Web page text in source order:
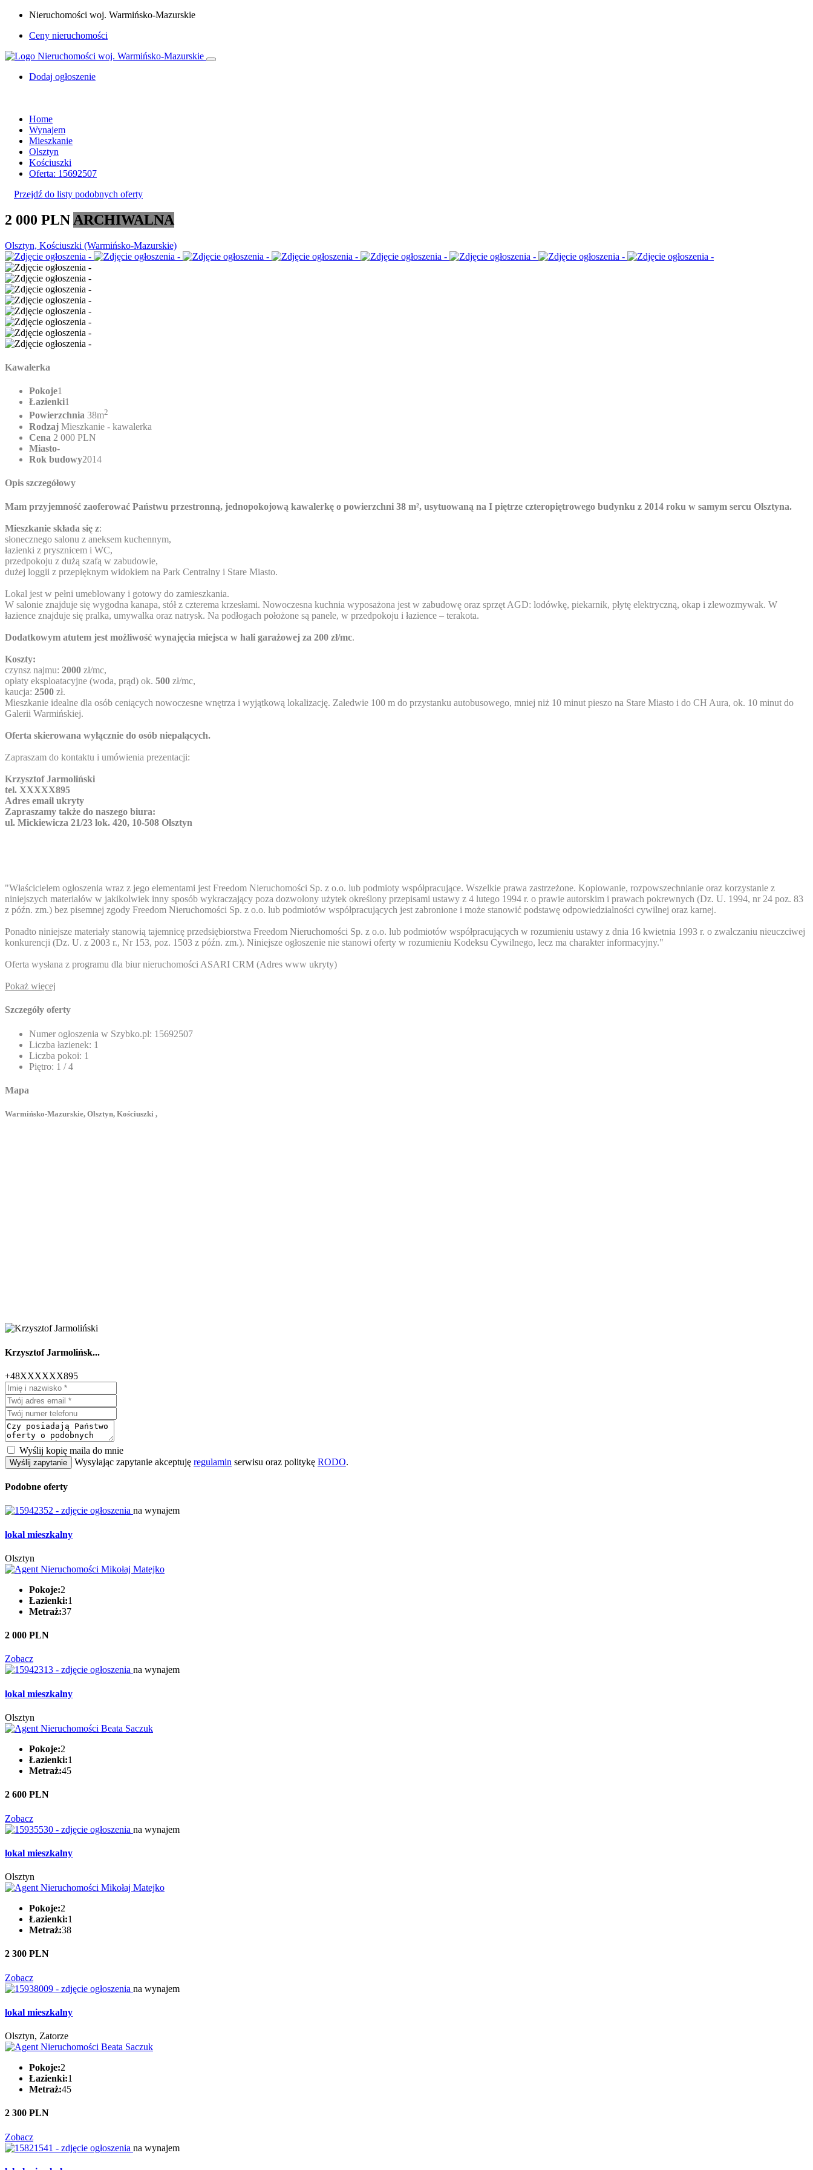
Nieruchomości woj. Warmińsko-Mazurskie
Ceny nieruchomości
Dodaj ogłoszenie
Home
Wynajem
Mieszkanie
Olsztyn
Kościuszki
Oferta: 15692507
Przejdź do listy podobnych oferty
2 000 PLN ARCHIWALNA
Olsztyn, Kościuszki (Warmińsko-Mazurskie)
Kawalerka
Pokoje1
Łazienki1
Powierzchnia 38m2
Rodzaj Mieszkanie - kawalerka
Cena 2 000 PLN
Miasto-
Rok budowy2014
Opis szczegółowy
Mam przyjemność zaoferować Państwu przestronną, jednopokojową kawalerkę o powierzchni 38 m², usytuowaną na I piętrze czteropiętrowego budynku z 2014 roku w samym sercu Olsztyna.
Mieszkanie składa się z:
słonecznego salonu z aneksem kuchennym,
łazienki z prysznicem i WC,
przedpokoju z dużą szafą w zabudowie,
dużej loggii z przepięknym widokiem na Park Centralny i Stare Miasto.
Lokal jest w pełni umeblowany i gotowy do zamieszkania.
W salonie znajduje się wygodna kanapa, stół z czterema krzesłami. Nowoczesna kuchnia wyposażona jest w zabudowę oraz sprzęt AGD: lodówkę, piekarnik, płytę elektryczną, okap i zlewozmywak. W
łazience znajduje się pralka, umywalka oraz natrysk. Na podłogach położone są panele, w przedpokoju i łazience – terakota.
Dodatkowym atutem jest możliwość wynajęcia miejsca w hali garażowej za 200 zł/mc.
Koszty:
czynsz najmu: 2000 zł/mc,
opłaty eksploatacyjne (woda, prąd) ok. 500 zł/mc,
kaucja: 2500 zł.
Mieszkanie idealne dla osób ceniących nowoczesne wnętrza i wyjątkową lokalizację. Zaledwie 100 m do przystanku autobusowego, mniej niż 10 minut pieszo na Stare Miasto i do CH Aura, ok. 10 minut do
Galerii Warmińskiej.
Oferta skierowana wyłącznie do osób niepalących.
Zapraszam do kontaktu i umówienia prezentacji:
Krzysztof Jarmoliński
tel. XXXXX895
Adres email ukryty
Zapraszamy także do naszego biura:
ul. Mickiewicza 21/23 lok. 420, 10-508 Olsztyn
"Właścicielem ogłoszenia wraz z jego elementami jest Freedom Nieruchomości Sp. z o.o. lub podmioty współpracujące. Wszelkie prawa zastrzeżone. Kopiowanie, rozpowszechnianie oraz korzystanie z
niniejszych materiałów w jakikolwiek inny sposób wykraczający poza dozwolony użytek określony przepisami ustawy z 4 lutego 1994 r. o prawie autorskim i prawach pokrewnych (Dz. U. 1994, nr 24 poz. 83
z późn. zm.) bez pisemnej zgody Freedom Nieruchomości Sp. z o.o. lub podmiotów współpracujących jest zabronione i może stanowić podstawę odpowiedzialności cywilnej oraz karnej.
Ponadto niniejsze materiały stanowią tajemnicę przedsiębiorstwa Freedom Nieruchomości Sp. z o.o. lub podmiotów współpracujących w rozumieniu ustawy z dnia 16 kwietnia 1993 r. o zwalczaniu nieuczciwej
konkurencji (Dz. U. z 2003 r., Nr 153, poz. 1503 z późn. zm.). Niniejsze ogłoszenie nie stanowi oferty w rozumieniu Kodeksu Cywilnego, lecz ma charakter informacyjny."
Oferta wysłana z programu dla biur nieruchomości ASARI CRM (Adres www ukryty)
Pokaż więcej
Szczegóły oferty
Numer ogłoszenia w Szybko.pl: 15692507
Liczba łazienek: 1
Liczba pokoi: 1
Piętro: 1 / 4
Mapa
Warmińsko-Mazurskie, Olsztyn, Kościuszki ,
Krzysztof Jarmolińsk...
+48XXXXXX895
Wyślij kopię maila do mnie
Wyślij zapytanie Wysyłając zapytanie akceptuję regulamin serwisu oraz politykę RODO.
Podobne oferty
na wynajem
lokal mieszkalny
Olsztyn
Pokoje:2
Łazienki:1
Metraż:37
2 000 PLN
Zobacz
na wynajem
lokal mieszkalny
Olsztyn
Pokoje:2
Łazienki:1
Metraż:45
2 600 PLN
Zobacz
na wynajem
lokal mieszkalny
Olsztyn
Pokoje:2
Łazienki:1
Metraż:38
2 300 PLN
Zobacz
na wynajem
lokal mieszkalny
Olsztyn, Zatorze
Pokoje:2
Łazienki:1
Metraż:45
2 300 PLN
Zobacz
na wynajem